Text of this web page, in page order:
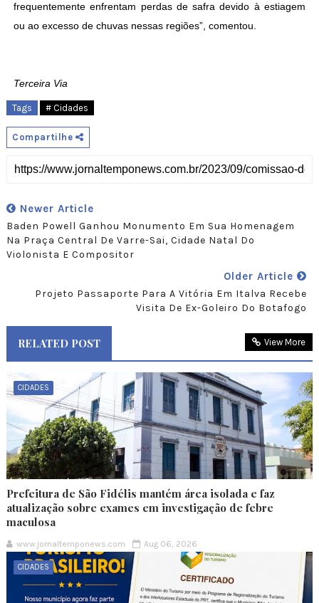
frequentemente enfrentam perdas de safra devido à estiagem
ou ao excesso de chuvas nessas regiões”, comentou.
Terceira Via
Tags # Cidades
Compartilhe
Newer Article
Baden Powell Ganhou Monumento Em Sua Homenagem
Na Praça Central De Varre-Sai, Cidade Natal Do
Violonista E Compositor
Older Article
Projeto Passaporte Para A Vitória Em Italva Recebe
Visita De Ex-Goleiro Do Botafogo
RELATED POST View More
CIDADES
Prefeitura de São Fidélis mantém área isolada e faz
atualização sobre exames em investigação de febre
maculosa
www.jornaltemponews.com Aug 06, 2026
CIDADES